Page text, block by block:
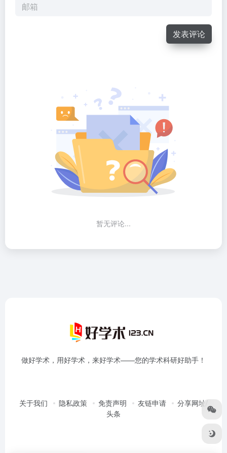
发表评论
暂无评论...
做好学术，用好学术，来好学术——您的学术科研好助手！
关于我们 隐私政策 免责声明 友链申请
分享网址/
头条